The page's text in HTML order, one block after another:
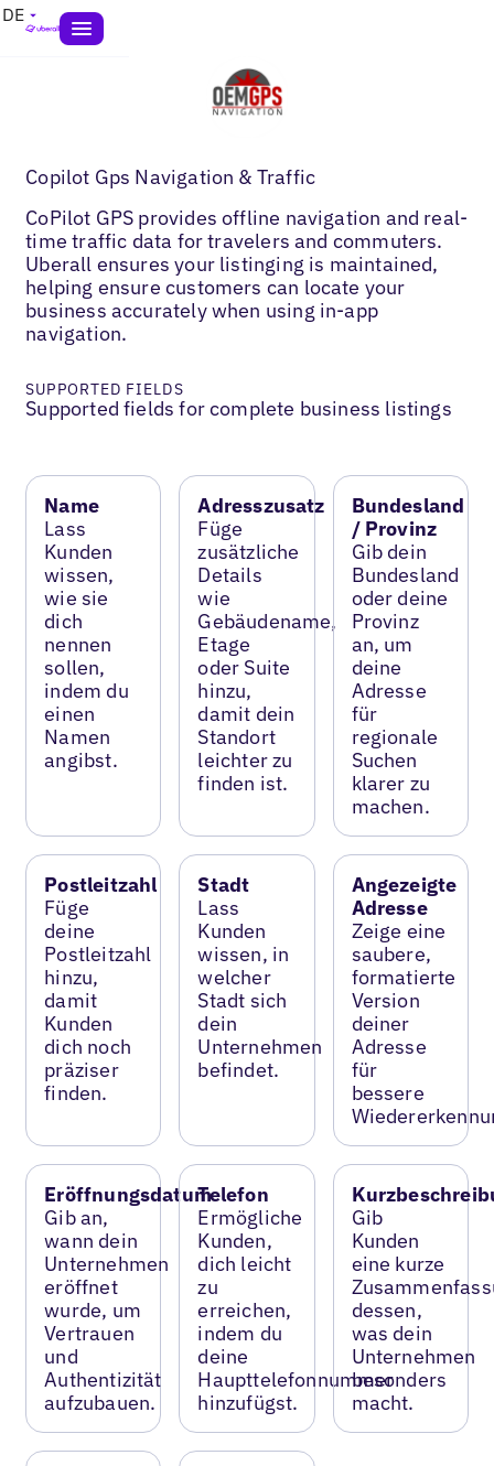
DE
Copilot Gps Navigation & Traffic
CoPilot GPS provides offline navigation and real-
time traffic data for travelers and commuters.
Uberall ensures your listinging is maintained,
helping ensure customers can locate your
business accurately when using in-app
navigation.
SUPPORTED FIELDS
Supported fields for complete business listings
Name
Lass
Kunden
wissen,
wie sie
dich
nennen
sollen,
indem du
einen
Namen
angibst.
Adresszusatz
Füge
zusätzliche
Details
wie
Gebäudename,
Etage
oder Suite
hinzu,
damit dein
Standort
leichter zu
finden ist.
Bundesland
/ Provinz
Gib dein
Bundesland
oder deine
Provinz
an, um
deine
Adresse
für
regionale
Suchen
klarer zu
machen.
Postleitzahl
Füge
deine
Postleitzahl
hinzu,
damit
Kunden
dich noch
präziser
finden.
Stadt
Lass
Kunden
wissen, in
welcher
Stadt sich
dein
Unternehmen
befindet.
Angezeigte
Adresse
Zeige eine
saubere,
formatierte
Version
deiner
Adresse
für
bessere
Eröffnungsdatum
Gib an,
wann dein
Unternehmen
eröffnet
wurde, um
Vertrauen
und
Authentizität
aufzubauen.
Telefon
Ermögliche
Kunden,
dich leicht
zu
erreichen,
indem du
deine
Haupttelefonnummer
hinzufügst.
Gib
Kunden
eine kurze
dessen,
was dein
Unternehmen
besonders
macht.